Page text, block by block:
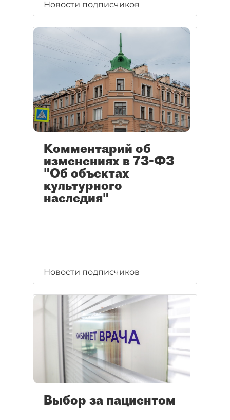
Новости подписчиков
Комментарий об
изменениях в 73-ФЗ
"Об объектах
культурного
наследия"
Новости подписчиков
Выбор за пациентом